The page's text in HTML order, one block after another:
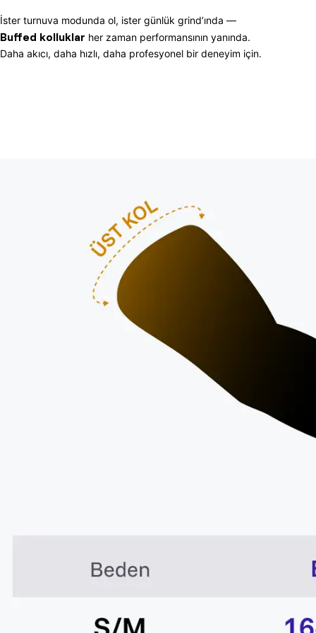
İster turnuva modunda ol, ister günlük grind’ında —
Buffed kolluklar her zaman performansının yanında.
Daha akıcı, daha hızlı, daha profesyonel bir deneyim için.